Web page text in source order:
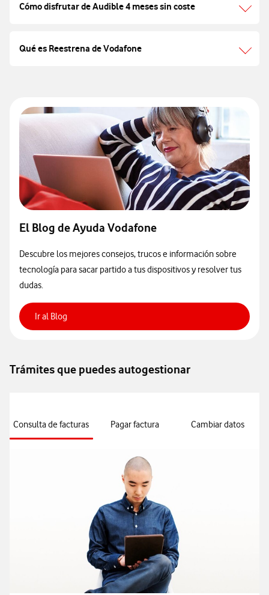
Cómo disfrutar de Audible 4 meses sin coste
Qué es Reestrena de Vodafone
El Blog de Ayuda Vodafone
Descubre los mejores consejos, trucos e información sobre
tecnología para sacar partido a tus dispositivos y resolver tus
dudas.
Ir al Blog
Trámites que puedes autogestionar
Consulta de facturas Pagar factura Cambiar datos